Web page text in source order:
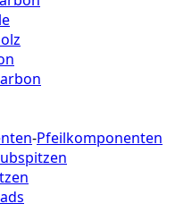
-Pfeilkomponenten